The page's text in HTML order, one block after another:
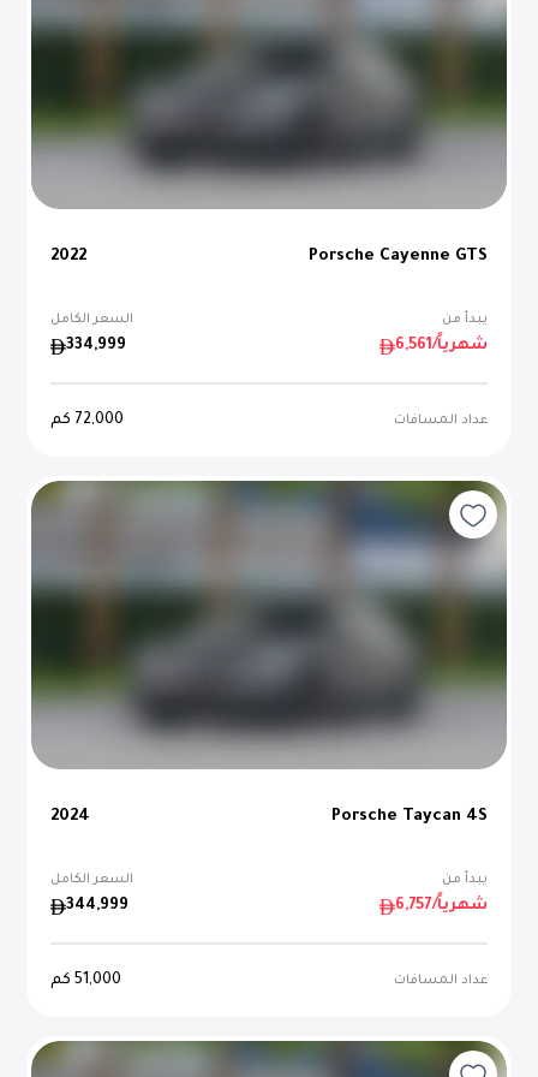
Porsche Cayenne GTS
2022
يبدأ من السعر الكامل
6,561 /شهرياً 334,999
عداد المسافات 72,000 كم
Porsche Taycan 4S
2024
يبدأ من السعر الكامل
6,757 /شهرياً 344,999
عداد المسافات 51,000 كم